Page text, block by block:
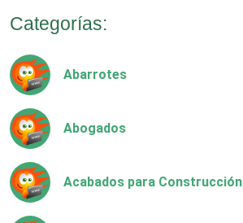
Categorías:
Abarrotes
Abogados
Acabados para Construcción